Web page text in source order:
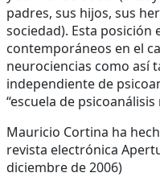
padres, sus hijos, sus
sociedad). Esta
contemporáneos en el
neurociencias como así
independiente de
“escuela de
Mauricio Cortina ha
revista electrónica
diciembre de 2006)